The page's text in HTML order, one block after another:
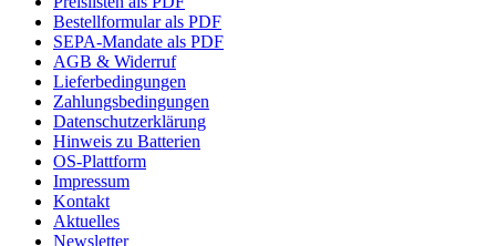
Bestellformular als PDF
SEPA-Mandate als PDF
AGB & Widerruf
Lieferbedingungen
Zahlungsbedingungen
Datenschutzerklärung
Hinweis zu Batterien
OS-Plattform
Impressum
Kontakt
Aktuelles
Newsletter